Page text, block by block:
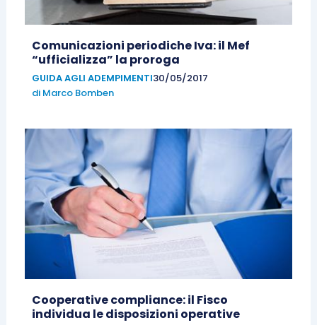
Comunicazioni periodiche Iva: il Mef
“ufficializza” la proroga
GUIDA AGLI ADEMPIMENTI30/05/2017
di Marco Bomben
Cooperative compliance: il Fisco
individua le disposizioni operative